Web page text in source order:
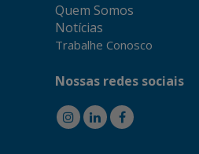
Quem Somos
Notícias
Trabalhe Conosco
Nossas redes sociais